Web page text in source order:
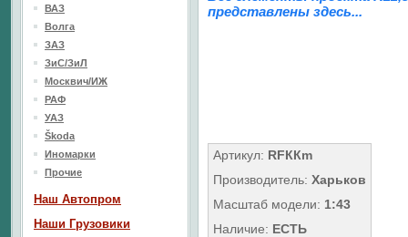
представлены здесь...
Артикул: RFККm
Производитель: Харьков
Масштаб модели: 1:43
Наличие: ЕСТЬ
ВАЗ
Волга
ЗАЗ
ЗиС/ЗиЛ
Москвич/ИЖ
РАФ
УАЗ
Škoda
Иномарки
Прочие
Наш Aвтопром
Наши Грузовики